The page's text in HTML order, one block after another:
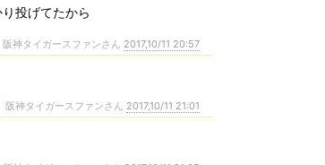
投げてたから
神タイガースファンさん 2017,10/11 20:57
阪神タイガースファンさん 2017,10/11 21:01